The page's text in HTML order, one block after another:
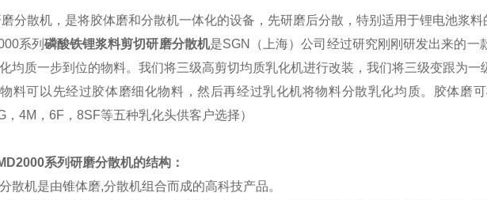
分散机，是将胶体磨和分散机一体化的设备，先研磨后分散，特别适用于锂电池浆料
系列 磷酸铁锂浆料剪切研磨分散机是SGN（上海）公司经过研究刚刚研发出来的一
均质一步到位的物料。我们将三级高剪切均质乳化机进行改装，我们将三级变跟为
料可以先经过胶体磨细化物料，然后再经过乳化机将物料分散乳化均质。胶体磨
，4M，6F，8SF等五种乳化头供客户选择）
系列研磨分散机的结构：
散机是由锥体磨,分散机组合而成的高科技产品。